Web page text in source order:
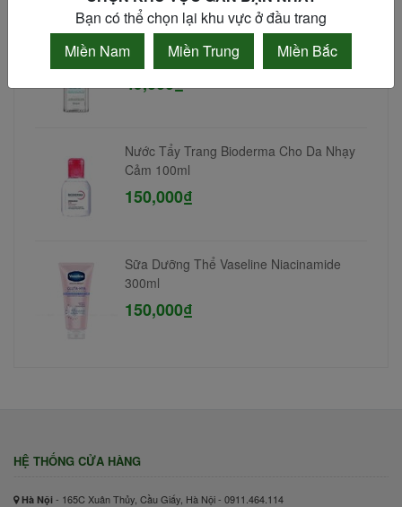
Nước tẩy trang da dầu mụn Simple 100ml
49,000₫
Nước Tẩy Trang Bioderma Cho Da Nhạy
Cảm 100ml
150,000₫
Sữa Dưỡng Thể Vaseline Niacinamide
300ml
150,000₫
HỆ THỐNG CỬA HÀNG
Hà Nội - 165C Xuân Thủy, Cầu Giấy, Hà Nội - 0911.464.114
Bạn có thể chọn lại khu vực ở đầu trang
Miền Nam
Miền Trung Miền Bắc